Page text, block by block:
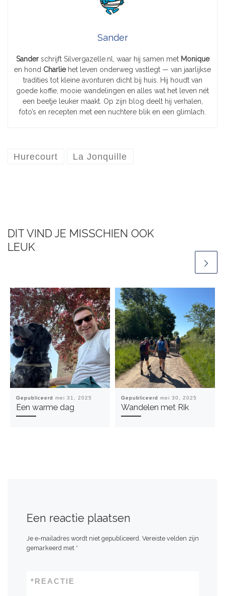
Sander
Sanderschrijft Silvergazelle.nl, waar hij samen met Monique
en hond Charliehet leven onderweg vastlegt — van jaarlijkse
tradities tot kleine avonturen dicht bij huis. Hij houdt van
goede koffie, mooie wandelingen en alles wat het leven nét
een beetje leuker maakt. Op zijn blog deelt hij verhalen,
foto’s en recepten met een nuchtere blik en een glimlach.
Hurecourt La Jonquille
DIT VIND JE MISSCHIEN OOK
LEUK
Gepubliceerd mei 31, 2025
Een warme dag
Gepubliceerd mei 30, 2025
Wandelen met Rik
Een reactie plaatsen
Je e-mailadres wordt niet gepubliceerd. Vereiste velden zijn
gemarkeerd met *
REACTIE
*